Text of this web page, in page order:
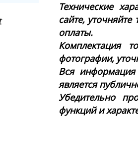
Технические
сайте,
оплаты.
Комплектация
фотографии,
Вся
является
Убедительно
функций и